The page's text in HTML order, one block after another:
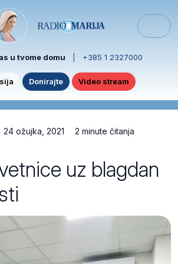
u tvome domu +385 1 2327000
Donirajte Video stream
24 ožujka, 2021 2 minute čitanja
uz blagdan